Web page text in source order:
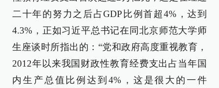
二十年的努力之后占GDP比例首超4%，达到
4.3%，正如习近平总书记在同北京师范大学师
生座谈时所指出的：“党和政府高度重视教育，
2012年以来我国财政性教育经费支出占当年国
内生产总值比例达到4%，这是很大的一件